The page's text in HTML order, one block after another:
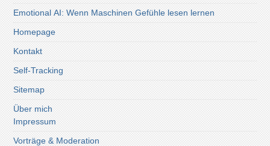
Emotional AI: Wenn Maschinen Gefühle lesen lernen
Homepage
Kontakt
Self-Tracking
Sitemap
Über mich
Impressum
Vorträge & Moderation